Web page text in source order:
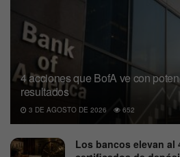
4 acciones que BofA ve con
resultados
3 DE AGOSTO DE 2026 652
Los bancos elevan al